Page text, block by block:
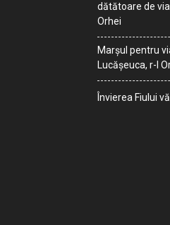
dătătoare de
Orhei
Marșul pentru
Lucășeuca, r-l
Învierea Fiului